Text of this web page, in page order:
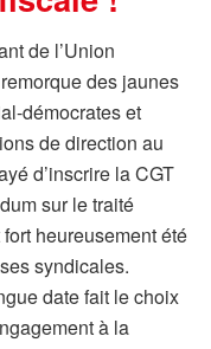
de l’Union
des jaunes
démocrates et
de direction au
d’inscrire la CGT
sur le traité
heureusement été
syndicales.
date fait le choix
à la